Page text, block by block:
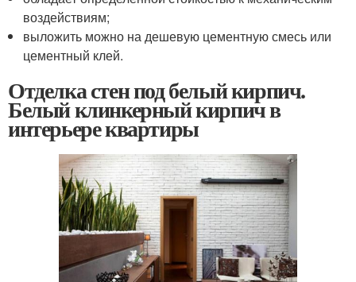
воздействиям;
выложить можно на дешевую цементную смесь или
цементный клей.
Отделка стен под белый кирпич.
Белый клинкерный кирпич в
интерьере квартиры